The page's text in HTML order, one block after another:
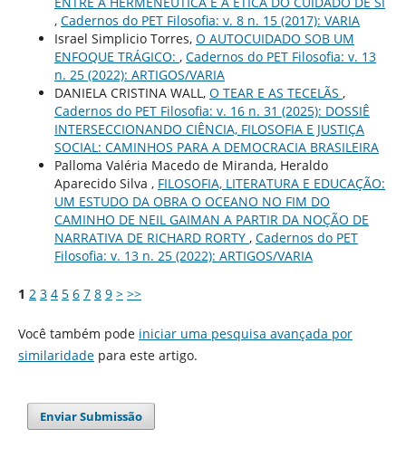
, Cadernos do PET Filosofia: v. 8 n. 15 (2017): VARIA
Israel Simplicio Torres, O AUTOCUIDADO SOB UM
ENFOQUE TRÁGICO: , Cadernos do PET Filosofia: v. 13
n. 25 (2022): ARTIGOS/VARIA
DANIELA CRISTINA WALL, O TEAR E AS TECELÃS ,
Cadernos do PET Filosofia: v. 16 n. 31 (2025): DOSSIÊ
INTERSECCIONANDO CIÊNCIA, FILOSOFIA E JUSTIÇA
SOCIAL: CAMINHOS PARA A DEMOCRACIA BRASILEIRA
Palloma Valéria Macedo de Miranda, Heraldo
Aparecido Silva , FILOSOFIA, LITERATURA E EDUCAÇÃO:
UM ESTUDO DA OBRA O OCEANO NO FIM DO
CAMINHO DE NEIL GAIMAN A PARTIR DA NOÇÃO DE
NARRATIVA DE RICHARD RORTY , Cadernos do PET
Filosofia: v. 13 n. 25 (2022): ARTIGOS/VARIA
1 2 3 4 5 6 7 8 9 > >>
Você também pode iniciar uma pesquisa avançada por
similaridadepara este artigo.
Enviar Submissão